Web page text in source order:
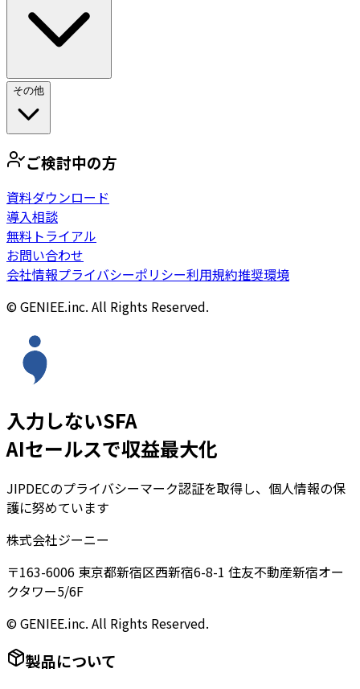
その他
ご検討中の方
資料ダウンロード
導入相談
無料トライアル
お問い合わせ
会社情報プライバシーポリシー利用規約推奨環境
© GENIEE.inc. All Rights Reserved.
入力しないSFA
AIセールスで収益最大化
JIPDECのプライバシーマーク認証を取得し、個人情報の保
護に努めています
株式会社ジーニー
〒163-6006 東京都新宿区西新宿6-8-1 住友不動産新宿オー
クタワー5/6F
© GENIEE.inc. All Rights Reserved.
製品について